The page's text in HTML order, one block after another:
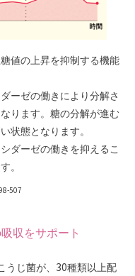
値の上昇を抑制する機能
ーゼの働きにより分解さ
ります。糖の分解が進む
状態となります。
ダーゼの働きを抑えるこ
。
507
収をサポート
うじ菌が、30種類以上配